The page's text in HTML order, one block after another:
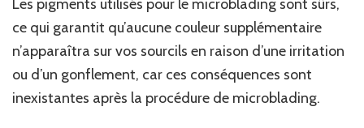
Les pigments utilisés pour le microblading sont sûrs,
ce qui garantit qu’aucune couleur supplémentaire
n’apparaîtra sur vos sourcils en raison d’une irritation
ou d’un gonflement, car ces conséquences sont
inexistantes après la procédure de microblading.